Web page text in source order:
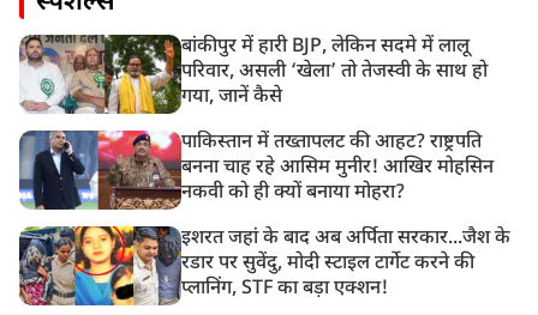
बांकीपुर में हारी BJP, लेकिन सदमे में लालू
परिवार, असली ‘खेला’ तो तेजस्वी के साथ हो
गया, जानें कैसे
पाकिस्तान में तख्तापलट की आहट? राष्ट्रपति
बनना चाह रहे आसिम मुनीर! आखिर मोहसिन
नकवी को ही क्यों बनाया मोहरा?
इशरत जहां के बाद अब अर्पिता सरकार...जैश के
रडार पर सुवेंदु, मोदी स्टाइल टार्गेट करने की
प्लानिंग, STF का बड़ा एक्शन!